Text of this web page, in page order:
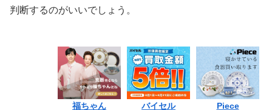
判断するのがいいでしょう。
福ちゃん バイセル Piece